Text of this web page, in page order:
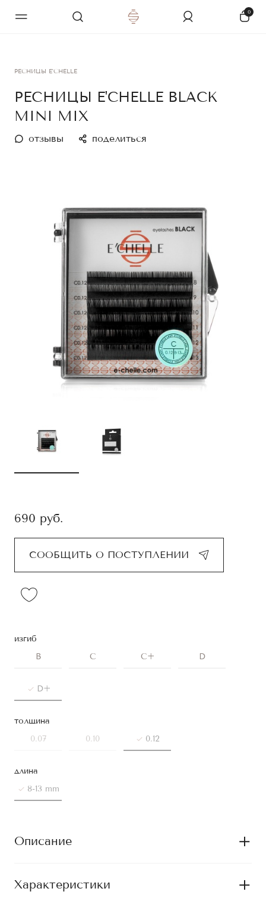
0
РЕСНИЦЫ E'CHELLE
РЕСНИЦЫ E'CHELLE BLACK
MINI MIX
отзывы поделиться
изгиб
B
C C+ D
D+
толщина
0.07
0.10 0.12
длина
8-13 mm
690 руб.
СООБЩИТЬ О ПОСТУПЛЕНИИ
Описание
Характеристики